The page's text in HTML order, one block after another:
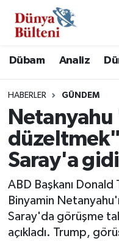
Dübam Analiz
HABERLER GÜNDEM
Netanyahu
Saray'a
ABD Başkanı Donald
Binyamin
Saray'da görüşme
açıkladı. Trump,
Hava Durumu
Namaz Vakitleri
Trafik Durumu
Süper Lig Puan
Tüm Manşetler
Son Dakika